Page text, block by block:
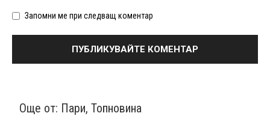
Запомни ме при следващ коментар
Още от: Пари, Топновина